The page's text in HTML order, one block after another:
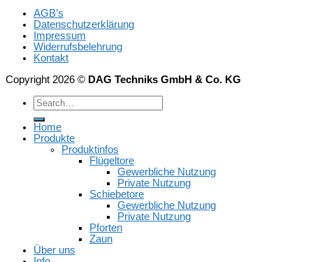
AGB’s
Datenschutzerklärung
Impressum
Widerrufsbelehrung
Kontakt
Copyright 2026 © DAG Techniks GmbH & Co. KG
Home
Produkte
Produktinfos
Flügeltore
Gewerbliche Nutzung
Private Nutzung
Schiebetore
Gewerbliche Nutzung
Private Nutzung
Pforten
Zaun
Über uns